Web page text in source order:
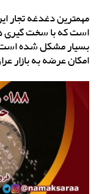
مهمترین دغدغه تجار
است که با سخت گیری های 2 سال
بسیار مشکل شده است و
امکان عرضه به بازار